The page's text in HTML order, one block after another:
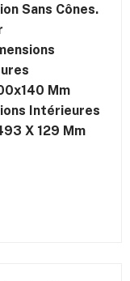
Sans Cônes.
Mm
Intérieures
X 129 Mm